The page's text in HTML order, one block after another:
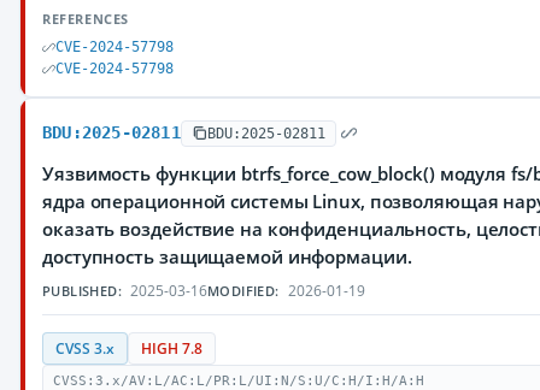
REFERENCES
CVE-2024-57798
CVE-2024-57798
BDU:2025-02811 BDU:2025-02811
Уязвимость функции btrfs_force_cow_block() модуля
ядра операционной системы Linux, позволяющая
оказать воздействие на конфиденциальность,
доступность защищаемой информации.
PUBLISHED: 2025-03-16MODIFIED: 2026-01-19
CVSS 3.x HIGH 7.8
CVSS:3.x/AV:L/AC:L/PR:L/UI:N/S:U/C:H/I:H/A:H